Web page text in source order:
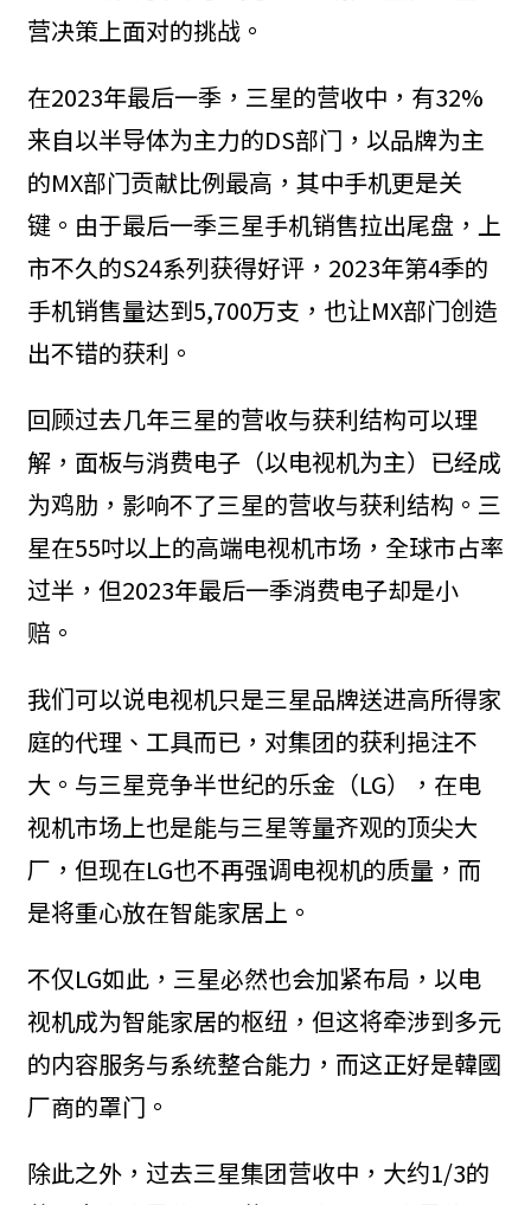
营决策上面对的挑战。
在2023年最后一季，三星的营收中，有32%
来自以半导体为主力的DS部门，以品牌为主
的MX部门贡献比例最高，其中手机更是关
键。由于最后一季三星手机销售拉出尾盘，上
市不久的S24系列获得好评，2023年第4季的
手机销售量达到5,700万支，也让MX部门创造
出不错的获利。
回顾过去几年三星的营收与获利结构可以理
解，面板与消费电子（以电视机为主）已经成
为鸡肋，影响不了三星的营收与获利结构。三
星在55吋以上的高端电视机市场，全球市占率
过半，但2023年最后一季消费电子却是小
赔。
我们可以说电视机只是三星品牌送进高所得家
庭的代理、工具而已，对集团的获利挹注不
大。与三星竞争半世纪的乐金（LG），在电
视机市场上也是能与三星等量齐观的顶尖大
厂，但现在LG也不再强调电视机的质量，而
是将重心放在智能家居上。
不仅LG如此，三星必然也会加紧布局，以电
视机成为智能家居的枢纽，但这将牵涉到多元
的内容服务与系统整合能力，而这正好是韓國
厂商的罩门。
除此之外，过去三星集团营收中，大约1/3的